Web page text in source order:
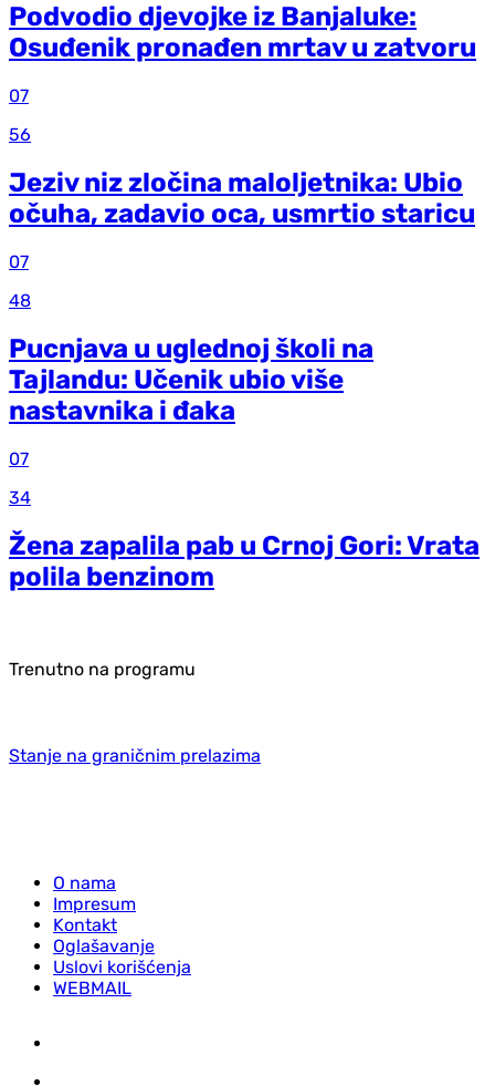
Podvodio djevojke iz Banjaluke:
Osuđenik pronađen mrtav u zatvoru
07
56
Jeziv niz zločina maloljetnika: Ubio
očuha, zadavio oca, usmrtio staricu
07
48
Pucnjava u uglednoj školi na
Tajlandu: Učenik ubio više
nastavnika i đaka
07
34
Žena zapalila pab u Crnoj Gori: Vrata
polila benzinom
Trenutno na programu
Stanje na graničnim prelazima
O nama
Impresum
Kontakt
Oglašavanje
Uslovi korišćenja
WEBMAIL